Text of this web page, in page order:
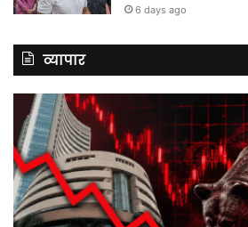
6 days ago
व्यापार